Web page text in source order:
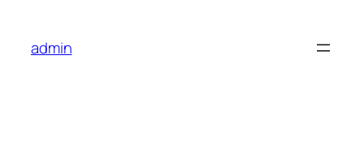
content
admin